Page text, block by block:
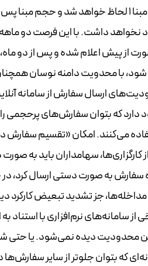
بعد از این برای تمامی نمادها وقتی قیمت پایانی مثبت است، حجم مبنا
نخواهد داشت. با این فرصت دو
از پیش اعلام شده و پس از دو ماه،
شود، با محدویت دامنه نوسان
ارسال سفارش از سامانه
دارد که بتوان سفارش‌های پرحجمی
کارگزاری‌ها، سهامداران باید به
نماد، باید چند ده سفارش به صورت دستی ارسال
جز تشدید تبعیض کارکرد
نرم‌افزاری با استناد
این محدودیت دیده نمی‌شود. یا
که بتوان جلوتر از سایر سفارش‌ها